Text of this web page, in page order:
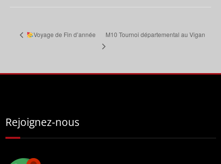
Voyage de Fin d’année M10 Tournoi départemental au Vigan
Rejoignez-nous